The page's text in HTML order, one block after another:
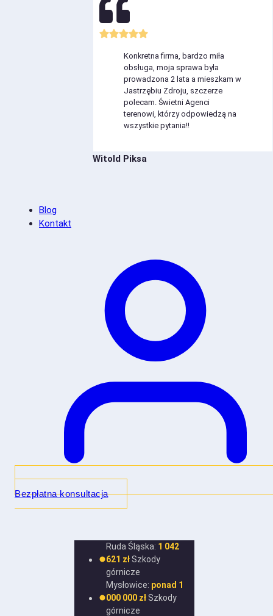
Konkretna firma, bardzo miła
obsługa, moja sprawa była
prowadzona 2 lata a mieszkam w
Jastrzębiu Zdroju, szczerze
polecam. Świetni Agenci
terenowi, którzy odpowiedzą na
wszystkie pytania!!
Witold Piksa
Blog
Kontakt
Bezpłatna konsultacja
Ruda Śląska: 1 042
621 zł Szkody
górnicze
Mysłowice: ponad 1
000 000 zł Szkody
górnicze